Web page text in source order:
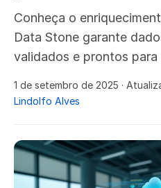
Conheça o
Data Stone garante
validados e prontos
1 de setembro de 2025 ·
Lindolfo Alves